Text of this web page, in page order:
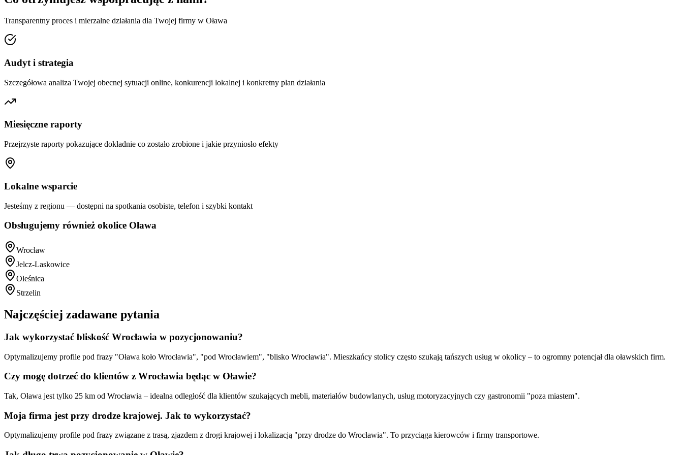
Transparentny proces i mierzalne działania dla Twojej firmy w Oława
Audyt i strategia
Szczegółowa analiza Twojej obecnej sytuacji online, konkurencji lokalnej i konkretny plan działania
Miesięczne raporty
Przejrzyste raporty pokazujące dokładnie co zostało zrobione i jakie przyniosło efekty
Lokalne wsparcie
Jesteśmy z regionu — dostępni na spotkania osobiste, telefon i szybki kontakt
Obsługujemy również okolice Oława
Wrocław
Jelcz-Laskowice
Oleśnica
Strzelin
Najczęściej zadawane pytania
Jak wykorzystać bliskość Wrocławia w pozycjonowaniu?
Optymalizujemy profile pod frazy "Oława koło Wrocławia", "pod Wrocławiem", "blisko Wrocławia". Mieszkańcy stolicy często szukają tańszych usług w okolicy – to ogromny potencjał dla oławskich firm.
Czy mogę dotrzeć do klientów z Wrocławia będąc w Oławie?
Tak, Oława jest tylko 25 km od Wrocławia – idealna odległość dla klientów szukających mebli, materiałów budowlanych, usług motoryzacyjnych czy gastronomii "poza miastem".
Moja firma jest przy drodze krajowej. Jak to wykorzystać?
Optymalizujemy profile pod frazy związane z trasą, zjazdem z drogi krajowej i lokalizacją "przy drodze do Wrocławia". To przyciąga kierowców i firmy transportowe.